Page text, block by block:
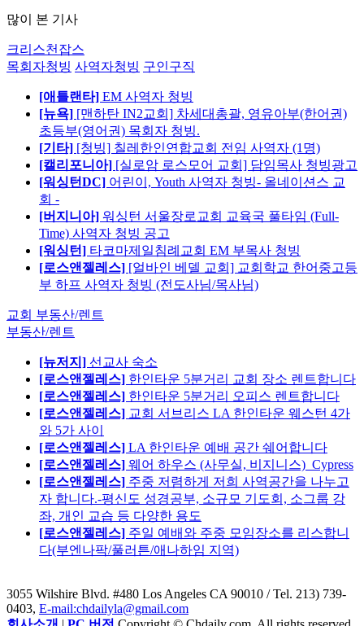
많이 본 기사
크리스천잡스
목회자청빙 사역자청빙 구인구직
[애틀랜타] EM 사역자 청빙
[뉴욕] [맨하탄 IN2교회] 차세대총괄, 영유아부(한어권)
초등부(영어권) 목회자 청빙.
[기타] [청빙] 칠레한인연합교회 전임 사역자 (1명)
[캘리포니아] [실로암 로스모어 교회] 담임목사 청빙광고
[워싱턴DC] 어린이, Youth 사역자 청빙- 올네이션스 교
회 -
[버지니아] 워싱턴 서울장로교회 교육국 풀타임 (Full-
Time) 사역자 청빙 공고
[워싱턴] 타코마제일침례교회 EM 부목사 청빙
[로스앤젤레스] [얼바인 베델 교회] 교회학교 한어중고등
부 하프 사역자 청빙 (전도사님/목사님)
교회 부동산/렌트
부동산/렌트
[뉴저지] 선교사 숙소
[로스앤젤레스] 한인타운 5분거리 교회 장소 렌트합니다
[로스앤젤레스] 한인타운 5분거리 오피스 렌트합니다
[로스앤젤레스] 교회 서브리스 LA 한인타운 웨스턴 4가
와 5가 사이
[로스앤젤레스] LA 한인타운 예배 공간 쉐어합니다
[로스앤젤레스] 웨어 하우스 (사무실, 비지니스)_Cypress
[로스앤젤레스] 주중 저렴하게 저희 사역공간을 나누고
자 합니다.-평신도 성경공부, 소규모 기도회, 소그룹 강
좌, 개인 교습 등 다양한 용도
[로스앤젤레스] 주일 예배와 주중 모임장소를 리스합니
다(부엔나팍/풀러튼/애나하임 지역)
3055 Wilshire Blvd. #480 Los Angeles CA 90010 / Tel. 213) 739-
0403, E-mail:chdailyla@gmail.com